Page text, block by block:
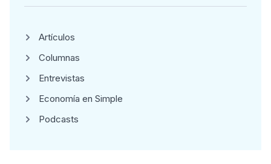
Artículos
Columnas
Entrevistas
Economía en Simple
Podcasts